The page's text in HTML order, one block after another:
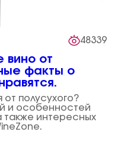
48339
вино от
факты о
полусухого?
и особенностей
также интересных